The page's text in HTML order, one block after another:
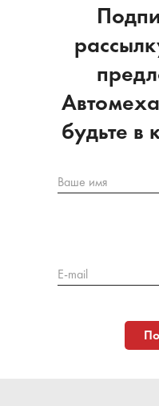
будьте в
Ваше имя
E-mail